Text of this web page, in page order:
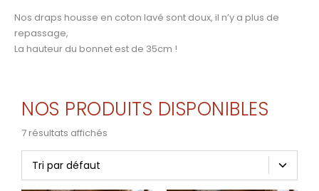
Nos draps housse en coton lavé sont doux, il n’y a plus de
repassage,
La hauteur du bonnet est de 35cm !
NOS PRODUITS DISPONIBLES
7 résultats affichés